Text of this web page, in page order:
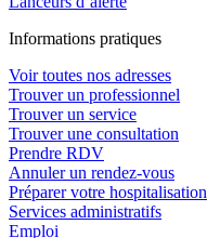
Informations pratiques
Voir toutes nos adresses
Trouver un professionnel
Trouver un service
Trouver une consultation
Prendre RDV
Annuler un rendez-vous
Préparer votre hospitalisation
Services administratifs
Emploi​